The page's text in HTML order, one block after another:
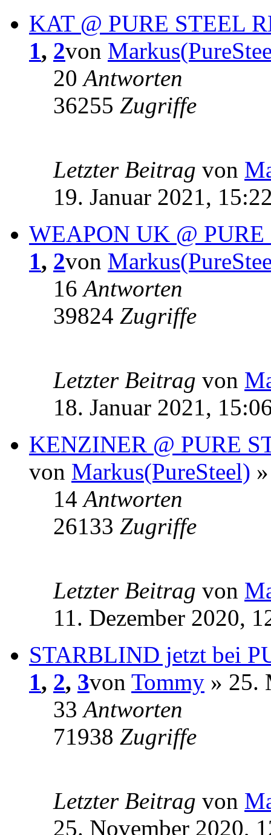
KAT @ PURE STEEL
1, 2von
20Antworten
36255 Zugriffe
Letzter Beitrag von
19. Januar 2021,
WEAPON UK @
1, 2von
16Antworten
39824 Zugriffe
Letzter Beitrag von
18. Januar 2021,
KENZINER @ PURE
von Markus(PureSteel)
14Antworten
26133 Zugriffe
Letzter Beitrag von
11. Dezember 2020,
STARBLIND jetzt bei
1, 2, 3von Tommy » 25.
33Antworten
71938 Zugriffe
Letzter Beitrag von
25. November 2020,